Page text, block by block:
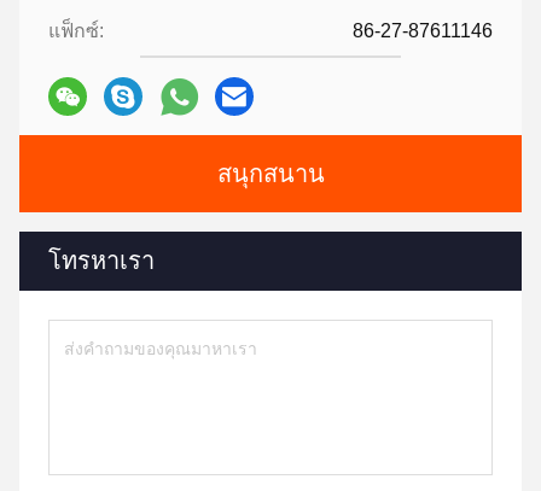
แฟ็กซ์: 86-27-87611146
สนุกสนาน
โทรหาเรา